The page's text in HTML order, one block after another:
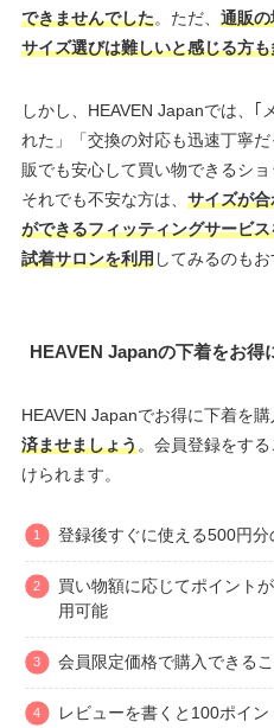
できませんでした。ただ、 通販
サイズ選びは難しいと感じる方
しかし、HEAVEN Japanでは、｢
れた」「交換の対応も迅速丁寧
販でも安心して買い物できるショ
それでも不安な方は、 サイズが
ができるフィッティングサービ
試着サロンを利用してみるのもお
HEAVEN Japanの下着をお得
HEAVEN Japanでお得に下着を購
済ませましょう。会員登録をす
けられます。
登録後すぐに使える500円
買い物額に応じてポイント
用可能
会員限定価格で購入できる
レビューを書くと100ポイン